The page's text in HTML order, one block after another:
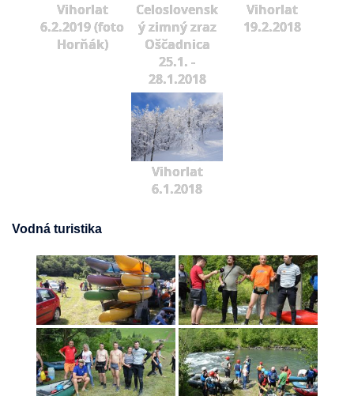
Vihorlat
6.2.2019 (foto
Horňák)
Celoslovensk
ý zimný zraz
Oščadnica
25.1. -
28.1.2018
Vihorlat
19.2.2018
Vihorlat
6.1.2018
Vodná turistika